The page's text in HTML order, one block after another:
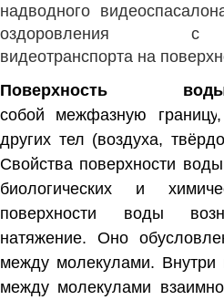
надводного
оздоровления с
видеотранспорта на
Поверхность
собой
межфазную границу
других тел (воздуха,
Свойства поверхности
биологических и
поверхности воды
натяжение. Оно
между молекулами.
между молекулами